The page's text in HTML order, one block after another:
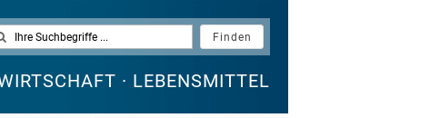
· LEBENSMITTEL